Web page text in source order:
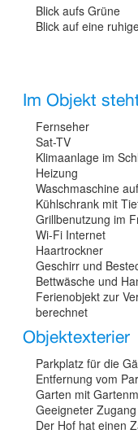
Blick aufs Grüne
Blick auf eine
Im Objekt
Fernseher
Sat-TV
Klimaanlage im
Heizung
Waschmaschine
Kühlschrank mit
Grillbenutzung im
Wi-Fi Internet
Haartrockner
Geschirr und
Bettwäsche und
Ferienobjekt zur
berechnet
Objektexterier
Parkplatz für die
Entfernung vom
Garten mit
Geeigneter
Der Hof hat einen